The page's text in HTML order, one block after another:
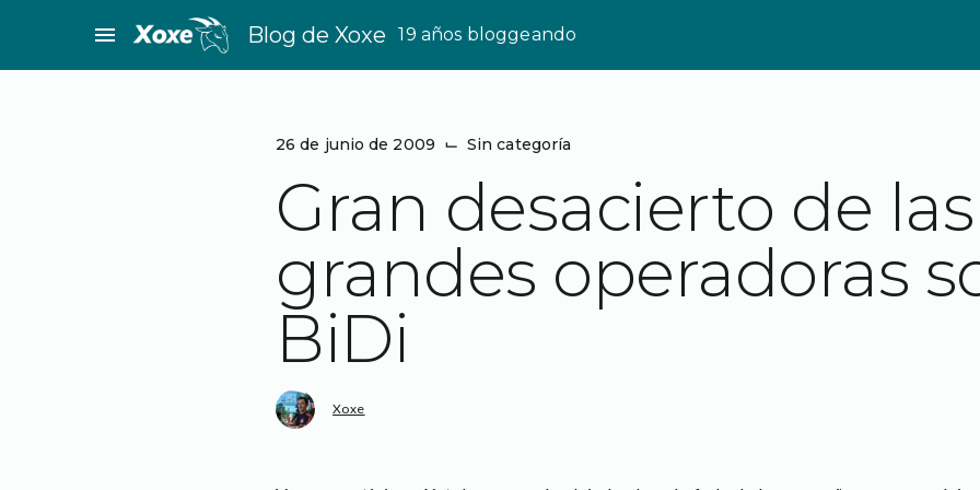
menu Blog de Xoxe 19 años bloggeando
26 de junio de 2009 ⌙ Sin categoría
Gran desacierto de las
grandes operadoras
BiDi
Xoxe